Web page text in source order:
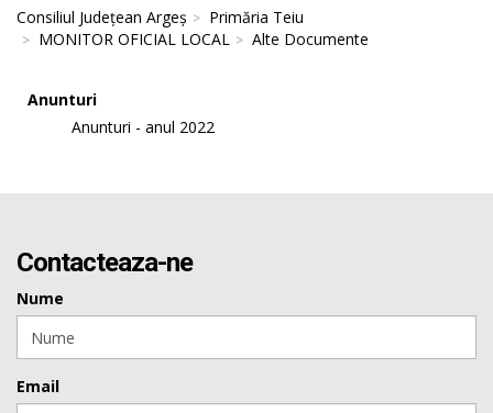
Consiliul Județean Argeș
Primăria Teiu
MONITOR OFICIAL LOCAL
Alte Documente
Anunturi
Anunturi - anul 2022
Contacteaza-ne
Nume
Email